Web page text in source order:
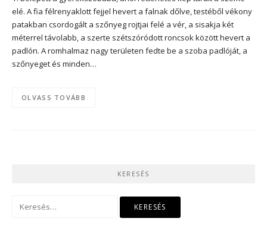
elé. A fia félrenyaklott fejjel hevert a falnak dőlve, testéből vékony
patakban csordogált a szőnyeg rojtjai felé a vér, a sisakja két
méterrel távolabb, a szerte szétszóródott roncsok között hevert a
padlón. A romhalmaz nagy területen fedte be a szoba padlóját, a
szőnyeget és minden…
OLVASS TOVÁBB
KERESÉS